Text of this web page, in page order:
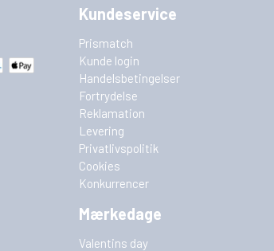
Kundeservice
Prismatch
Kunde login
Handelsbetingelser
Fortrydelse
Reklamation
Levering
Privatlivspolitik
Cookies
Konkurrencer
Mærkedage
Valentins day